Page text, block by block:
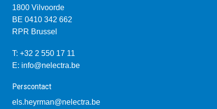
1800 Vilvoorde
BE 0410 342 662
RPR Brussel
T: +32 2 550 17 11
E: info@nelectra.be
Perscontact
els.heyrman@nelectra.be